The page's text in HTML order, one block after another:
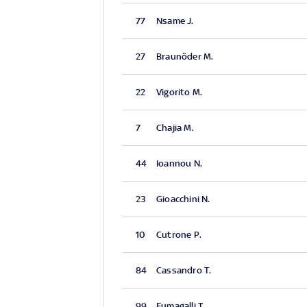
77 Nsame J.
27 Braunöder M.
22 Vigorito M.
7 Chajia M.
44 Ioannou N.
23 Gioacchini N.
10 Cutrone P.
84 Cassandro T.